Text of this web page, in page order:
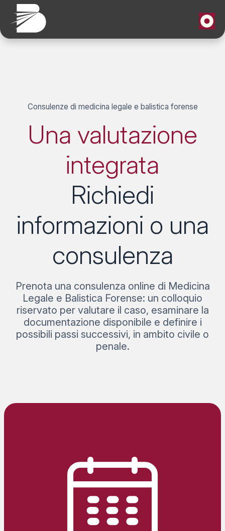
Consulenze di medicina legale e balistica forense
Una valutazione
integrata
Richiedi
informazioni o una
consulenza
Prenota una consulenza online di Medicina
Legale e Balistica Forense: un colloquio
riservato per valutare il caso, esaminare la
documentazione disponibile e definire i
possibili passi successivi, in ambito civile o
penale.